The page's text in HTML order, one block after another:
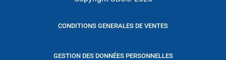
CONDITIONS GENERALES DE VENTES
GESTION DES DONNÉES PERSONNELLES